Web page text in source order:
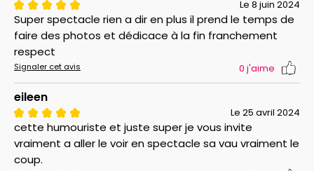
Le 8 juin 2024
Super spectacle rien a dir en plus il prend le temps de
faire des photos et dédicace à la fin franchement
respect
Signaler cet avis 0 j'aime
eileen
Le 25 avril 2024
cette humouriste et juste super je vous invite
vraiment a aller le voir en spectacle sa vau vraiment le
coup.